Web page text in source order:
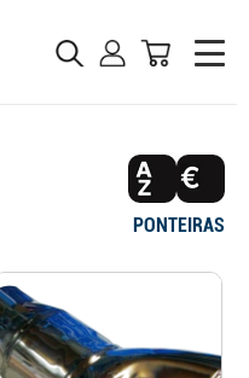
PONTEIRAS